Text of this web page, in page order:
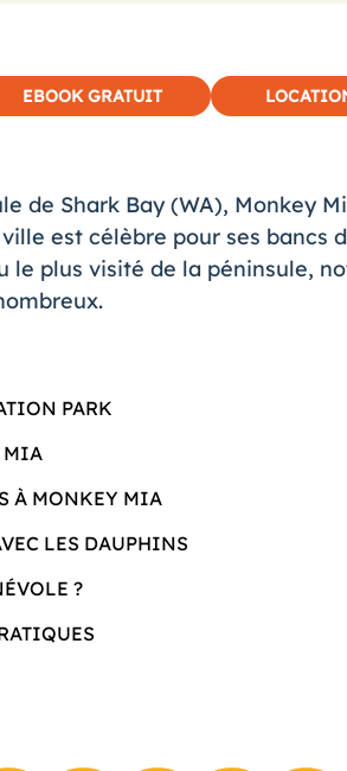
EBOOK GRATUIT
de Shark Bay(WA), Monkey
ville est célèbre pour ses
le plus visité de la péninsule,
PARK
MIA
À MONKEY MIA
LES DAUPHINS
?